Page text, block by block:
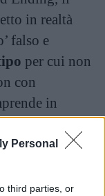
Personal
third parties, or
in realtà
falso e
per cui non
con
in
per alcuni,
tutti.